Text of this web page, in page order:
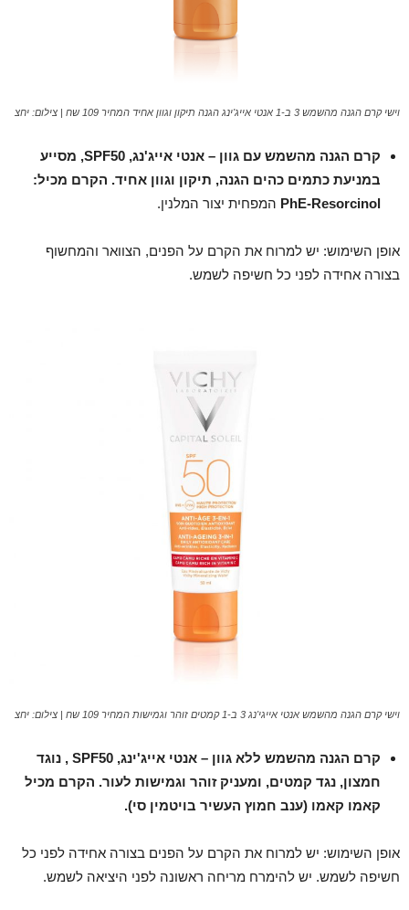
וישי קרם הגנה מהשמש 3 ב-1 אנטי אייג'ינג הגנה תיקון וגוון אחיד המחיר 109 שח | צילום: יחצ
קרם הגנה מהשמש עם גוון – אנטי אייג'נג, SPF50, מסייע
במניעת כתמים כהים הגנה, תיקון וגוון אחיד. הקרם מכיל:
PhE-Resorcinol המפחית יצור המלנין.
אופן השימוש: יש למרוח את הקרם על הפנים, הצוואר והמחשוף
בצורה אחידה לפני כל חשיפה לשמש.
וישי קרם הגנה מהשמש אנטי אייגי'נג 3 ב-1 קמטים זוהר וגמישות המחיר 109 שח | צילום: יחצ
קרם הגנה מהשמש ללא גוון – אנטי אייג'ינג, SPF50 , נוגד
חמצון, נגד קמטים, ומעניק זוהר וגמישות לעור. הקרם מכיל
קאמו קאמו (ענב חמוץ העשיר בויטמין סי).
אופן השימוש: יש למרוח את הקרם על הפנים בצורה אחידה לפני כל
חשיפה לשמש. יש להימרח מריחה ראשונה לפני היציאה לשמש.